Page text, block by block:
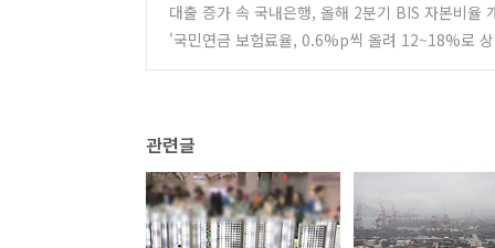
대출 증가 속 국내은행, 올해 2분기 BIS 자본비율
'국민연금 보험료율, 0.6%p씩 올려 12~18%로
관련글